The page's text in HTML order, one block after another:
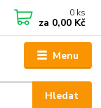
Menu
Hledat
0 ks
za 0,00 Kč